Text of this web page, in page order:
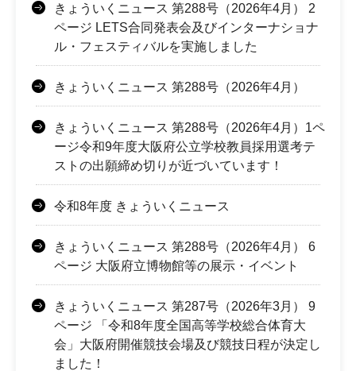
きょういくニュース 第288号（2026年4月） 2
ページ LETS合同発表会及びインターナショナ
ル・フェスティバルを実施しました
きょういくニュース 第288号（2026年4月）
きょういくニュース 第288号（2026年4月）1ペ
ージ令和9年度大阪府公立学校教員採用選考テ
ストの出願締め切りが近づいています！
令和8年度 きょういくニュース
きょういくニュース 第288号（2026年4月） 6
ページ 大阪府立博物館等の展示・イベント
きょういくニュース 第287号（2026年3月） 9
ページ 「令和8年度全国高等学校総合体育大
会」大阪府開催競技会場及び競技日程が決定し
ました！